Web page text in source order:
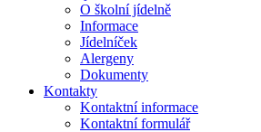
O školní jídelně
Informace
Jídelníček
Alergeny
Dokumenty
Kontakty
Kontaktní informace
Kontaktní formulář